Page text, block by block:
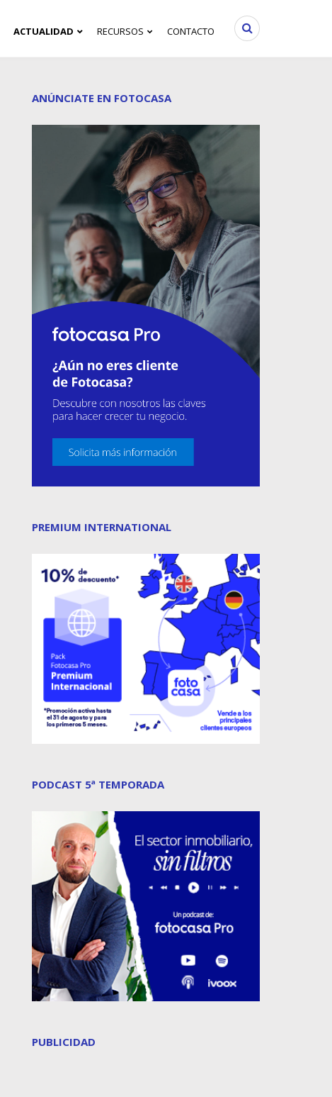
ACTUALIDAD RECURSOS CONTACTO
ANÚNCIATE EN FOTOCASA
PREMIUM INTERNATIONAL
PODCAST 5ª TEMPORADA
PUBLICIDAD